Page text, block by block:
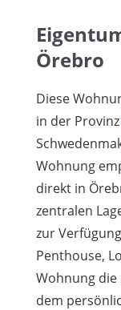
Örebro
Diese
in der Provinz
Wohnung
direkt in
zentralen
zur
Penthouse,
Wohnung
dem